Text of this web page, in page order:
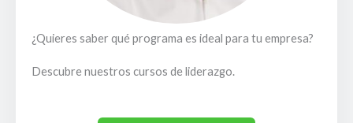
¿Quieres saber qué programa es ideal para tu empresa?
Descubre nuestros cursos de liderazgo.